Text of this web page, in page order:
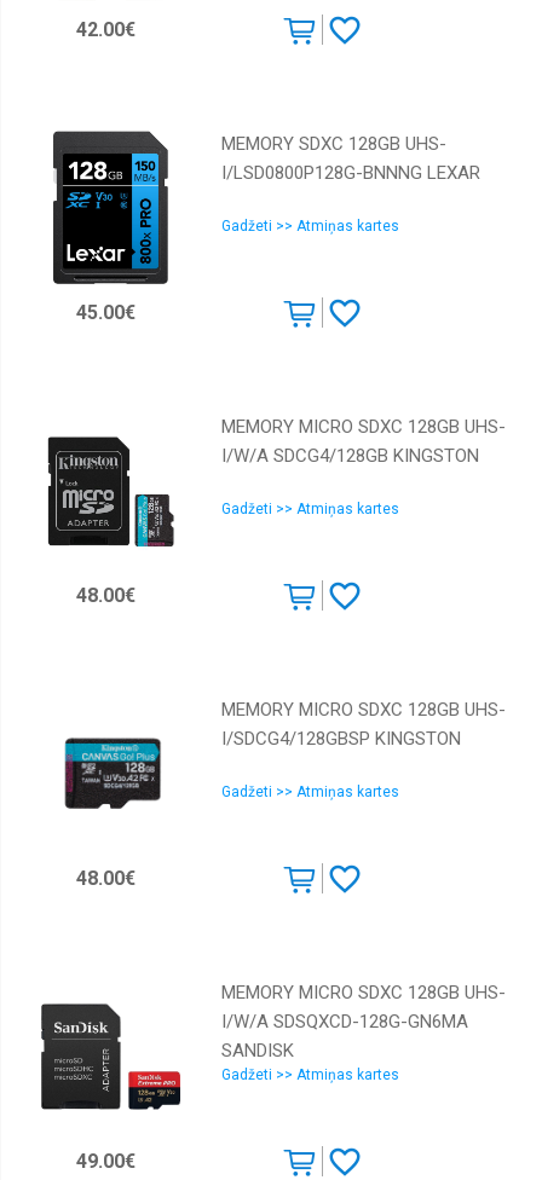
42.00€
MEMORY SDXC 128GB UHS-
I/LSD0800P128G-BNNNG LEXAR
Gadžeti >> Atmiņas kartes
45.00€
MEMORY MICRO SDXC 128GB UHS-
I/W/A SDCG4/128GB KINGSTON
Gadžeti >> Atmiņas kartes
48.00€
MEMORY MICRO SDXC 128GB UHS-
I/SDCG4/128GBSP KINGSTON
Gadžeti >> Atmiņas kartes
48.00€
MEMORY MICRO SDXC 128GB UHS-
I/W/A SDSQXCD-128G-GN6MA
SANDISK
Gadžeti >> Atmiņas kartes
49.00€